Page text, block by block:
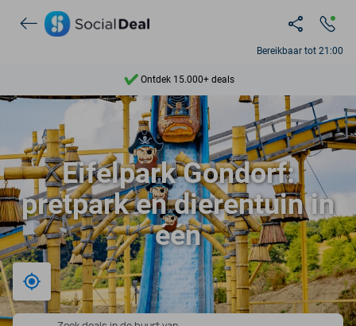
Bereikbaar tot 21:00
Ontdek 15.000+ deals
7 dagen per week beschikbaar
10+ miljoen leden
9,4
Ontdek 15.000+ deals
Eifelpark Gondorf:
pretpark en dierentuin in
één
Bij mij in de buurt